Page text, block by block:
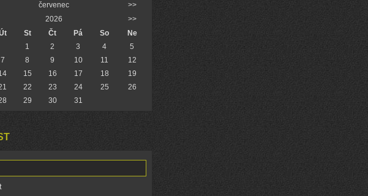
červenec >>
2026
>>
St Čt Pá So
Ne
1
2 3 4
5
7 8 9 10 11
12
15 16 17 18
19
22 23 24 25
26
29 30 31